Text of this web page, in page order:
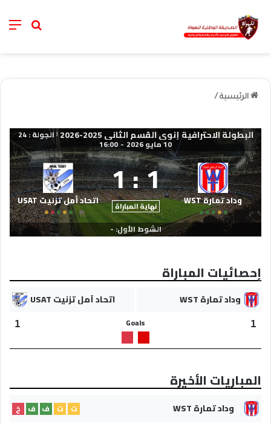
خانة
الرئيسية /
البطولة الاحترافية إنوي القسم الثاني 2025-2026 | الجولة : 24
10 مايو 2026 -
16:00
وداد تمارة WST 1
:
1
نهاية المباراة اتحاد أمل تزنيت USAT
الشوط الأول: -
إحصائيات المباراة
وداد تمارة WST اتحاد أمل تزنيت USAT
1
Goals
1
المباريات الأخيرة
وداد تمارة WST ت ت ف ف
خ